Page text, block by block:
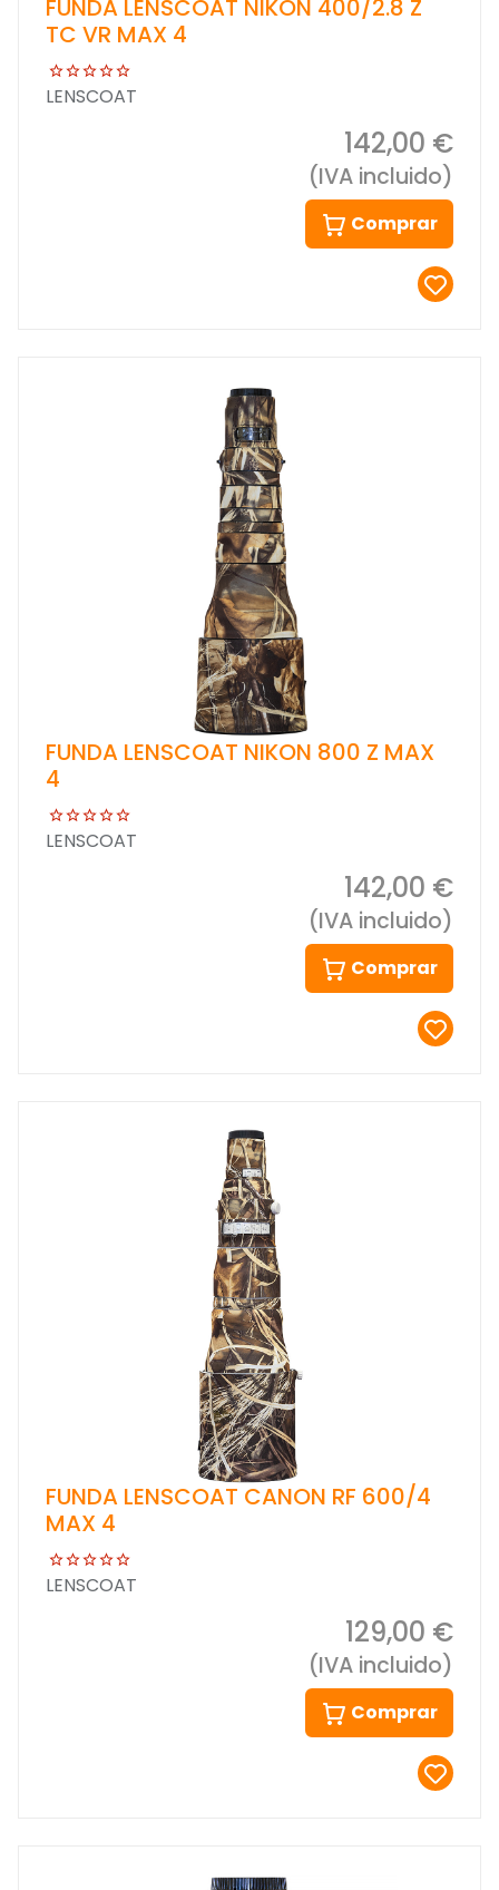
FUNDA LENSCOAT NIKON 400/2.8 Z
TC VR MAX 4
LENSCOAT
142,00 €
(IVA incluido)
Comprar
FUNDA LENSCOAT NIKON 800 Z MAX
4
LENSCOAT
142,00 €
(IVA incluido)
Comprar
FUNDA LENSCOAT CANON RF 600/4
MAX 4
LENSCOAT
129,00 €
(IVA incluido)
Comprar